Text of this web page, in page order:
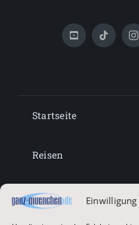
Startseite
Reisen
Lifestyle